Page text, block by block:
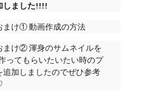
しました!!!!
まけ① 動画作成の方法
まけ② 渾身のサムネイルを
ってもらいたいたい時のプ
追加しましたのでぜひ参考